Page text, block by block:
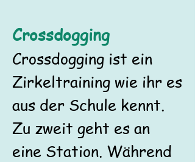
Crossdogging
Crossdogging ist ein
Zirkeltraining wie ihr es
aus der Schule kennt.
Zu zweit geht es an
eine Station. Während